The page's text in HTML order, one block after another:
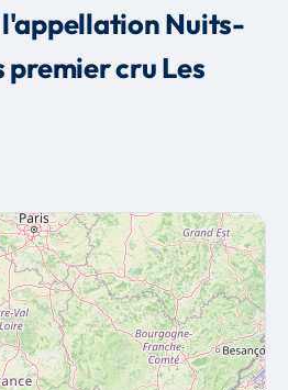
l'appellation Nuits-
cru Les